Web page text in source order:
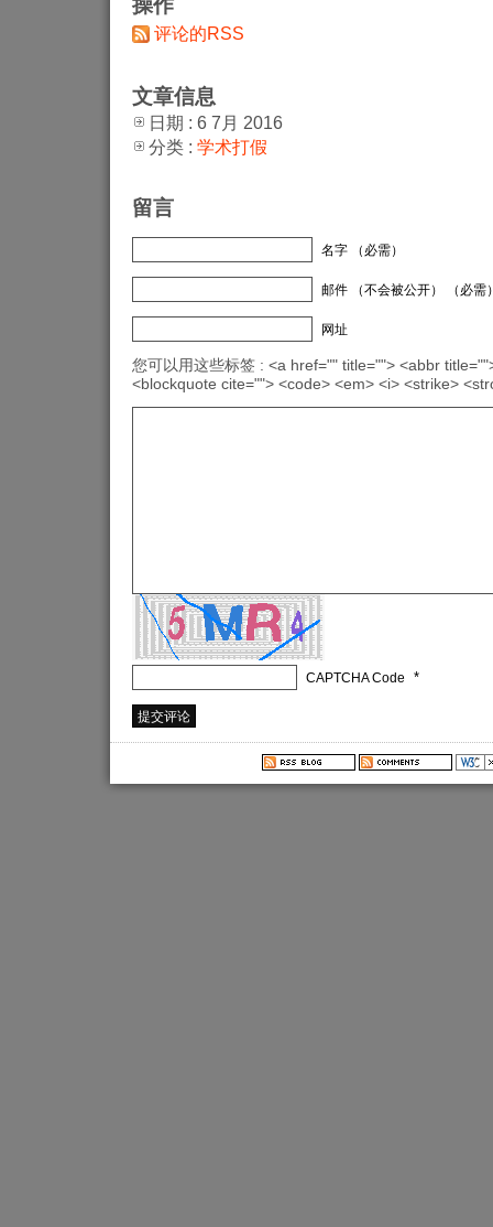
评论的RSS
文章信息
日期 : 6 7月 2016
分类 : 学术打假
留言
名字 （必需）
邮件 （不会被公开） （必需
网址
您可以用这些标签 : <a href="" title=""> <abbr
<blockquote cite=""> <code> <em> <i> <strike>
CAPTCHA Code *